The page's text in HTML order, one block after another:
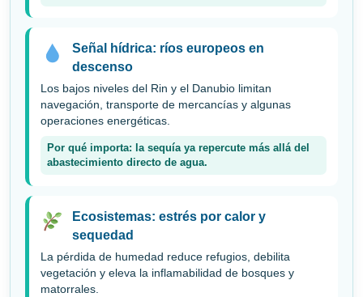
Señal hídrica: ríos europeos en
descenso
Los bajos niveles del Rin y el Danubio limitan
navegación, transporte de mercancías y algunas
operaciones energéticas.
Por qué importa: la sequía ya repercute más allá del
abastecimiento directo de agua.
Ecosistemas: estrés por calor y
sequedad
La pérdida de humedad reduce refugios, debilita
vegetación y eleva la inflamabilidad de bosques y
matorrales.